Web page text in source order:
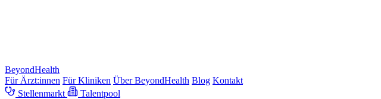
BeyondHealth
Für Ärzt:innen Für Kliniken Über BeyondHealth Blog Kontakt
Stellenmarkt
Talentpool